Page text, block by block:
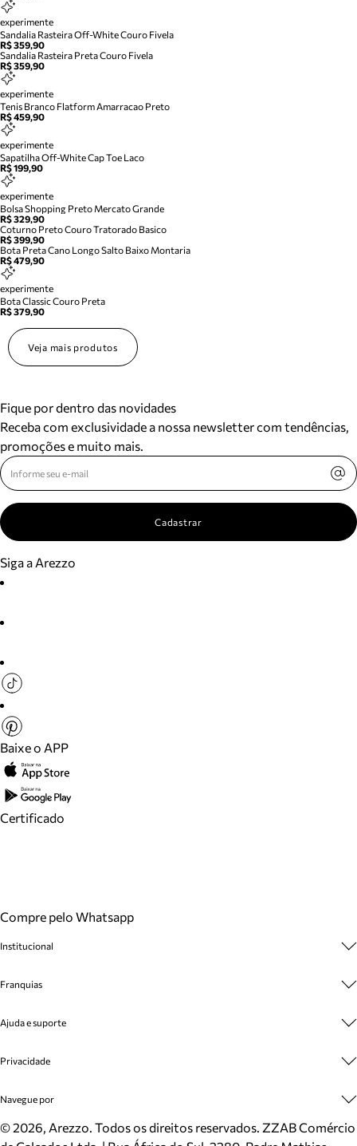
experimente
Sandalia Rasteira Off-White Couro Fivela
R$ 359,90
Sandalia Rasteira Preta Couro Fivela
R$ 359,90
experimente
Tenis Branco Flatform Amarracao Preto
R$ 459,90
experimente
Sapatilha Off-White Cap Toe Laco
R$ 199,90
experimente
Bolsa Shopping Preto Mercato Grande
R$ 329,90
Coturno Preto Couro Tratorado Basico
R$ 399,90
Bota Preta Cano Longo Salto Baixo Montaria
R$ 479,90
experimente
Bota Classic Couro Preta
R$ 379,90
Veja mais produtos
Fique por dentro das novidades
Receba com exclusividade a nossa newsletter com tendências,
promoções e muito mais.
Cadastrar
Siga a Arezzo
Baixe o APP
Certificado
Compre pelo Whatsapp
Institucional
Cashback
Venda Corporativa
Mapa do Site
Inverno
Mundo Arezzo
Franquias
Plano de Negócio
Ajuda e suporte
Cadastro
Meus Pedidos
Trocas e Devoluções
Privacidade
Politica e Privacidade
Navegue por
Sapatos
©2026, Arezzo. Todos os direitos reservados. ZZAB Comércio